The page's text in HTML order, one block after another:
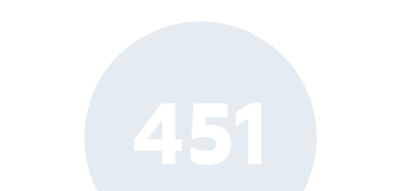
451